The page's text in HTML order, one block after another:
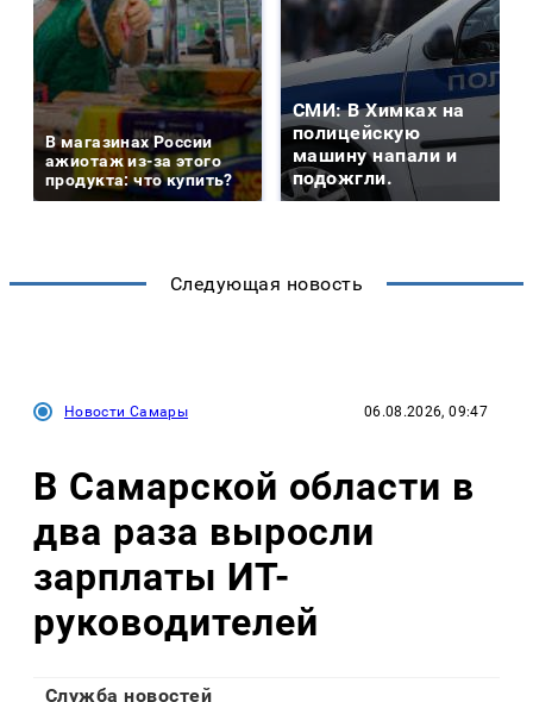
В магазинах России
ажиотаж из-за этого
продукта: что купить?
СМИ: В Химках на
полицейскую
машину напали и
подожгли.
Следующая новость
Новости Самары 06.08.2026, 09:47
В Самарской области в
два раза выросли
зарплаты ИТ-
руководителей
Служба новостей